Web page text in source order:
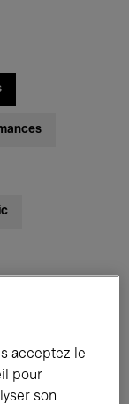
acceptez le
pour
son